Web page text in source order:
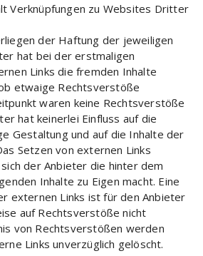
Verknüpfungen zu Websites Dritter
der Haftung der jeweiligen
hat bei der erstmaligen
Links die fremden Inhalte
etwaige Rechtsverstöße
waren keine Rechtsverstöße
hat keinerlei Einfluss auf die
Gestaltung und auf die Inhalte der
Setzen von externen Links
der Anbieter die hinter dem
Inhalte zu Eigen macht. Eine
externen Links ist für den Anbieter
auf Rechtsverstöße nicht
von Rechtsverstößen werden
Links unverzüglich gelöscht.